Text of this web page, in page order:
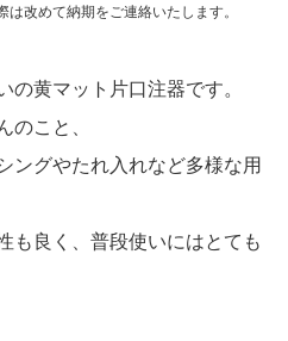
改めて納期をご連絡いたします。
の黄マット片口注器です。
のこと、
ングやたれ入れなど多様な用
も良く、普段使いにはとても